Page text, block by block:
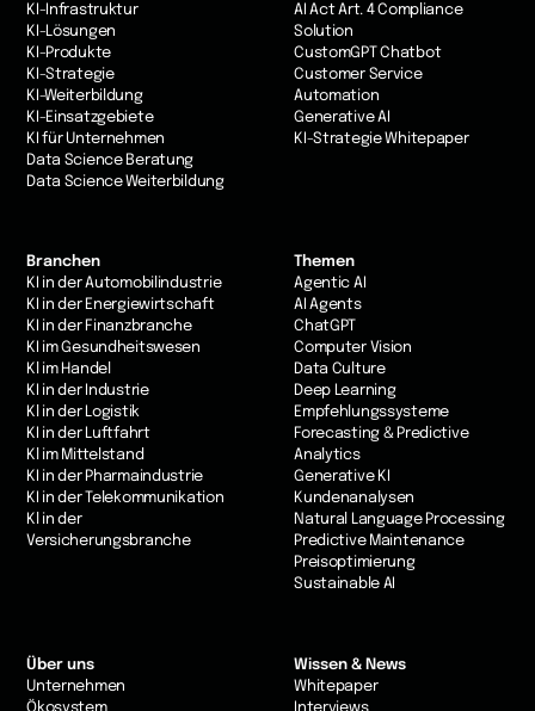
KI-Infrastruktur
KI-Lösungen
KI-Produkte
KI-Strategie
KI-Weiterbildung
KI-Einsatzgebiete
KI für Unternehmen
Data Science Beratung
Data Science Weiterbildung
Branchen
KI in der Automobilindustrie
KI in der Energiewirtschaft
KI in der Finanzbranche
KI im Gesundheitswesen
Kl im Handel
KI in der Industrie
Kl in der Logistik
KI in der Luftfahrt
Kl im Mittelstand
KI in der Pharmaindustrie
KI in der Telekommunikation
Kl in der
Versicherungsbranche
Themen
Agentic AI
AI Agents
ChatGPT
Computer Vision
Data Culture
Deep Learning
Empfehlungssysteme
Forecasting & Predictive
Analytics
Generative KI
Kundenanalysen
Natural Language Processing
Predictive Maintenance
Preisoptimierung
Sustainable AI
AI Act Art. 4 Compliance
Solution
CustomGPT Chatbot
Customer Service
Automation
Generative AI
KI-Strategie Whitepaper
Über uns
Unternehmen
Wissen & News
Whitepaper